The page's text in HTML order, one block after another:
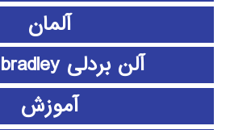
آلمان
آلن بردلی Allen bradley
آموزش